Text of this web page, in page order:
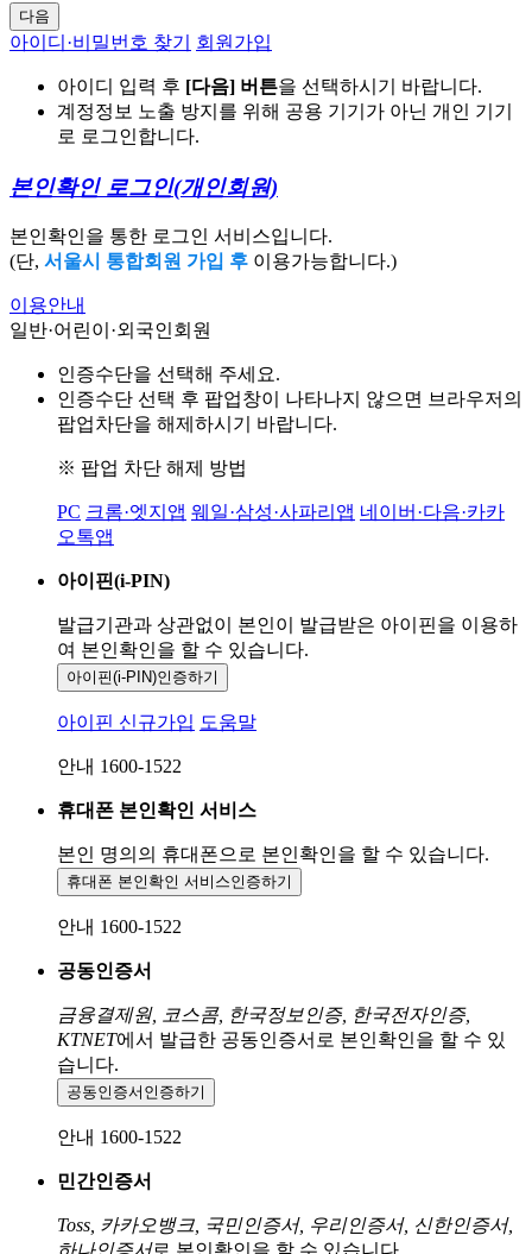
다음
아이디·비밀번호 찾기 회원가입
아이디 입력 후 [다음] 버튼을 선택하시기 바랍니다.
계정정보 노출 방지를 위해 공용 기기가 아닌 개인 기기
로 로그인합니다.
본인확인 로그인(개인회원)
본인확인을 통한 로그인 서비스입니다.
(단, 서울시 통합회원 가입 후 이용가능합니다.)
이용안내
일반·어린이·외국인회원
인증수단을 선택해 주세요.
인증수단 선택 후 팝업창이 나타나지 않으면 브라우저의
팝업차단을 해제하시기 바랍니다.
※ 팝업 차단 해제 방법
PC 크롬·엣지앱 웨일·삼성·사파리앱 네이버·다음·카카
오톡앱
아이핀(i-PIN)
발급기관과 상관없이 본인이 발급받은 아이핀을 이용하
여 본인확인을 할 수 있습니다.
아이핀(i-PIN)인증하기
아이핀 신규가입 도움말
안내 1600-1522
휴대폰 본인확인 서비스
본인 명의의 휴대폰으로 본인확인을 할 수 있습니다.
휴대폰 본인확인 서비스인증하기
안내 1600-1522
공동인증서
금융결제원, 코스콤, 한국정보인증, 한국전자인증,
KTNET에서 발급한 공동인증서로 본인확인을 할 수 있
습니다.
공동인증서 인증하기
안내 1600-1522
민간인증서
Toss, 카카오뱅크, 국민인증서, 우리인증서, 신한인증서,